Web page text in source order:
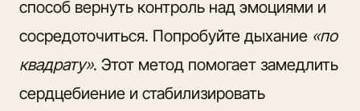
способ вернуть контроль над эмоциями и
сосредоточиться. Попробуйте дыхание «по
квадрату». Этот метод помогает замедлить
сердцебиение и стабилизировать